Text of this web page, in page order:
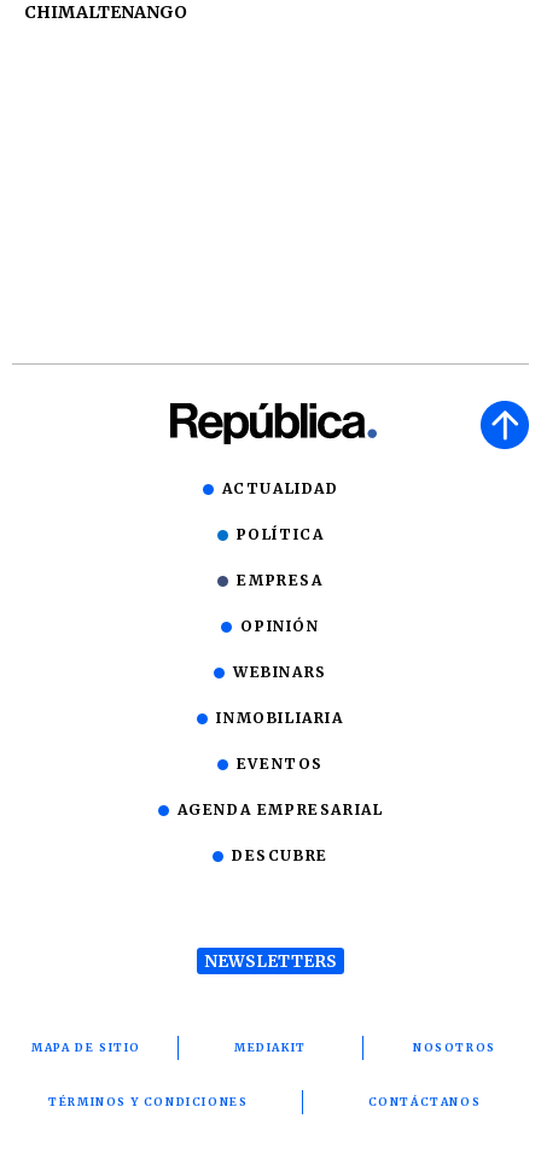
CHIMALTENANGO
ACTUALIDAD
POLÍTICA
EMPRESA
OPINIÓN
WEBINARS
INMOBILIARIA
EVENTOS
AGENDA EMPRESARIAL
DESCUBRE
NEWSLETTERS
MAPA DE SITIO MEDIAKIT NOSOTROS
TÉRMINOS Y CONDICIONES CONTÁCTANOS